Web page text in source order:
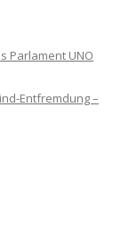
Parlament UNO
Entfremdung –